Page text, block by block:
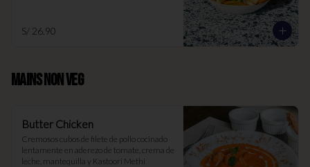
S/ 26.90
MAINS NON VEG
Butter Chicken
Cremosos cubos de filete de pollo cocinado
lentamente en aderezo de tomate, crema de
leche, mantequilla y Kastoori Methi